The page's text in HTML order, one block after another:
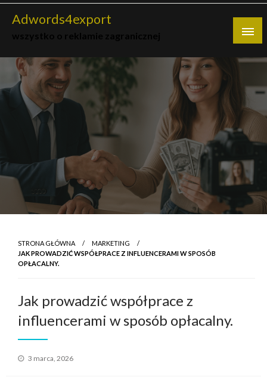
Skip
Adwords4export
STRONA GŁÓWNA
MARKETING
JAK PROWADZIĆ WSPÓŁPRACE Z INFLUENCERAMI W SPOSÓB
OPŁACALNY.
Jak prowadzić współprace z
influencerami w sposób opłacalny.
Opublikowane
3 marca, 2026